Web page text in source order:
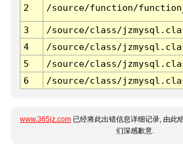
2 /source/function/
3 /source/class/
4
/source/class/
5
/source/class/
6
/source/class/
www.365jz.com 已经将此出错信息详细记录, 由此
们深感歉意.